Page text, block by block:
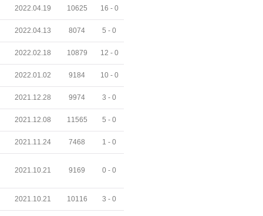
2022.04.19 10625 16 - 0
2022.04.13 8074 5 - 0
2022.02.18 10879 12 - 0
2022.01.02 9184 10 - 0
2021.12.28 9974 3 - 0
2021.12.08 11565 5 - 0
2021.11.24 7468 1 - 0
2021.10.21 9169 0 - 0
2021.10.21 10116 3 - 0